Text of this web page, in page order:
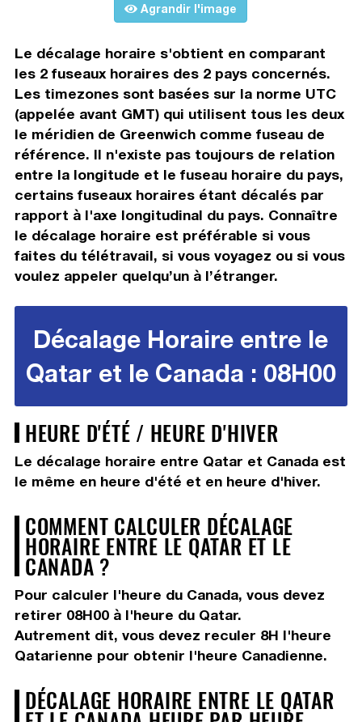
Agrandir l'image
Le décalage horaire s'obtient en comparant
les 2 fuseaux horaires des 2 pays concernés.
Les timezones sont basées sur la norme UTC
(appelée avant GMT) qui utilisent tous les deux
le méridien de Greenwich comme fuseau de
référence. Il n'existe pas toujours de relation
entre la longitude et le fuseau horaire du pays,
certains fuseaux horaires étant décalés par
rapport à l'axe longitudinal du pays. Connaître
le décalage horaire est préférable si vous
faites du télétravail, si vous voyagez ou si vous
voulez appeler quelqu’un à l’étranger.
Décalage Horaire entre le
Qatar et le Canada : 08H00
HEURE D'ÉTÉ / HEURE D'HIVER
Le décalage horaire entre Qatar et Canada est
le même en heure d'été et en heure d'hiver.
COMMENT CALCULER DÉCALAGE
HORAIRE ENTRE LE QATAR ET LE
CANADA ?
Pour calculer l'heure du Canada, vous devez
retirer 08H00à l'heure du Qatar.
Autrement dit, vous devez reculer 8H l'heure
Qatarienne pour obtenir l'heure Canadienne.
DÉCALAGE HORAIRE ENTRE LE QATAR